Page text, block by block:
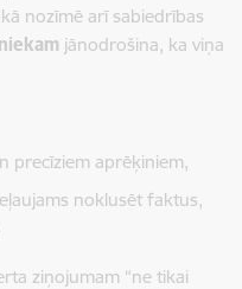
nozīmē arī sabiedrības
jānodrošina, ka viņa
precīziem aprēķiniem,
noklusēt faktus,
ziņojumam “ne tikai